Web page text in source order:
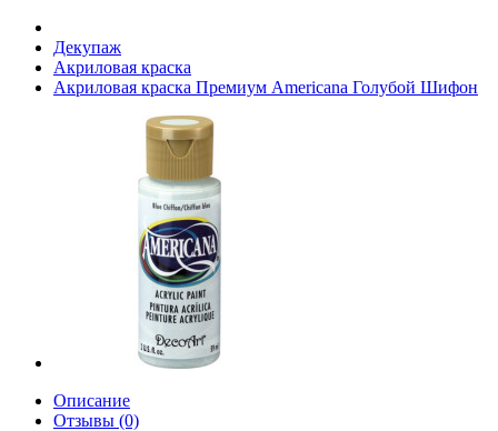
Декупаж
Акриловая краска
Акриловая краска Премиум Americana Голубой Шифон
Описание
Отзывы (0)